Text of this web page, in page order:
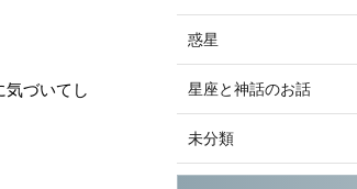
づいてし
惑星
星座と神話のお話
未分類